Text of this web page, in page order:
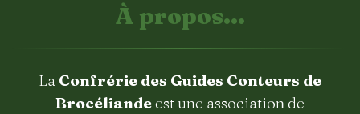
À propos...
La Confrérie des Guides Conteurs de
Brocéliandeest une association de